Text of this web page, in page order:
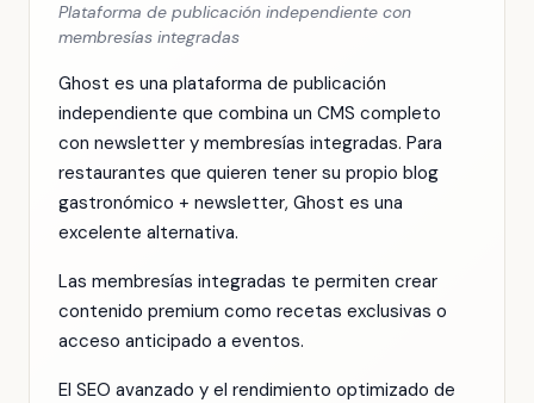
Plataforma de publicación independiente con
membresías integradas
Ghost es una plataforma de publicación
independiente que combina un CMS completo
con newsletter y membresías integradas. Para
restaurantes que quieren tener su propio blog
gastronómico + newsletter, Ghost es una
excelente alternativa.
Las membresías integradas te permiten crear
contenido premium como recetas exclusivas o
acceso anticipado a eventos.
El SEO avanzado y el rendimiento optimizado de